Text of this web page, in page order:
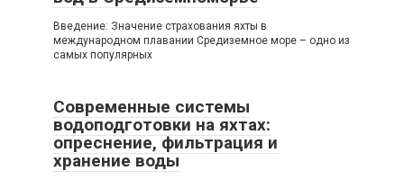
Введение: Значение страхования яхты в
международном плавании Средиземное море – одно из
самых популярных
Современные системы
водоподготовки на яхтах:
опреснение, фильтрация и
хранение воды